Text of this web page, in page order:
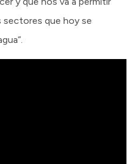
sectores que hoy se